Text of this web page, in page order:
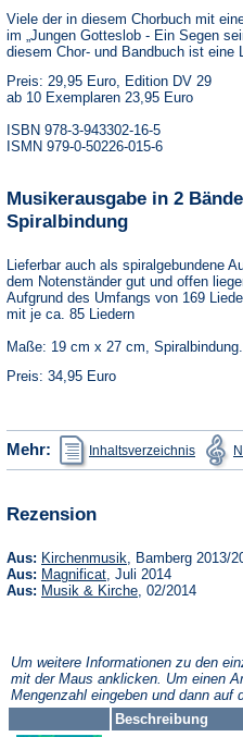
Viele der in diesem Chorbuch mit
im „Jungen Gotteslob - Ein Segen
diesem Chor- und Bandbuch ist eine
Preis: 29,95 Euro, Edition DV 29
ab 10 Exemplaren 23,95 Euro
ISBN 978-3-943302-16-5
ISMN 979-0-50226-015-6
Musikerausgabe in 2
Spiralbindung
Lieferbar auch als spiralgebundene
dem Notenständer gut und offen
Aufgrund des Umfangs von 169
mit je ca. 85 Liedern
Maße: 19 cm x 27 cm, Spiralbindung.
Preis: 34,95 Euro
Mehr: Inhaltsverzeichnis
(Öffnet
in
einem
Rezension
Aus: Kirchenmusik (Öffnet
in
einem
neuen
, Bamberg 2013/
Aus: Magnificat(Öffnet
in
, Juli 2014
Aus: Musik & Kirche(Öffnet
, 02/2014
Um weitere Informationen zu den
mit der Maus anklicken. Um einen
Mengenzahl eingeben und dann auf
Beschreibung